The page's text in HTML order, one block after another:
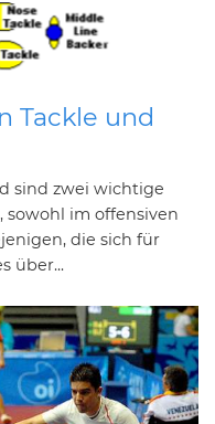
Tackle und
sind zwei wichtige
sowohl im offensiven
die sich für
über...